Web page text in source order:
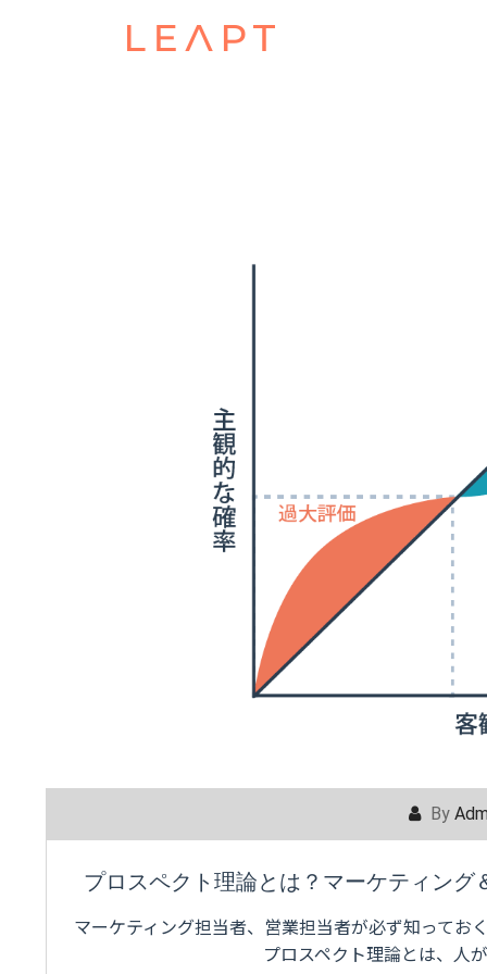
By
プロスペクト理論とは？マーケティン
マーケティング担当者、営業担当者が必ず知ってお
プロスペクト理論とは、人